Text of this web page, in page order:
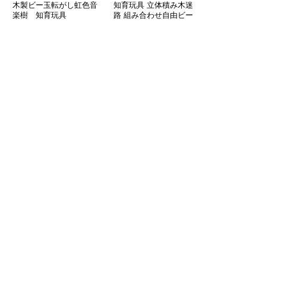
木製ビー玉転がし虹色音
楽樹 知育玩具
知育玩具 立体積み木迷
路 組み合わせ自由ビー